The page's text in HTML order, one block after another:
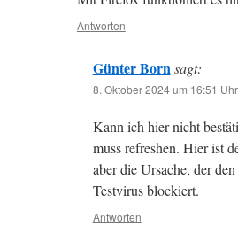
Antworten
Günter Born sagt:
8. Oktober 2024 um 16:51 Uhr
Kann ich hier nicht
muss refreshen. Hier ist
aber die Ursache, der
Testvirus blockiert.
Antworten